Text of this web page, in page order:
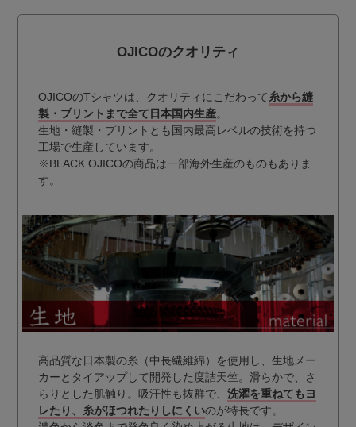
OJICOのクオリティ
OJICOのTシャツは、クオリティにこだわって糸から縫
製・プリントまで全て日本国内生産。
生地・縫製・プリントとも国内最高レベルの技術を持つ
工場で生産しています。
※BLACK OJICOの商品は一部海外生産のものもありま
す。
高品質な日本製の糸（中長繊維綿）を使用し、生地メー
カーとタイアップして開発した度詰天竺。滑らかで、さ
らりとした肌触り。吸汗性も抜群で、 洗濯を重ねてもヨ
レたり、糸がほつれたりしにくいのが特長です。